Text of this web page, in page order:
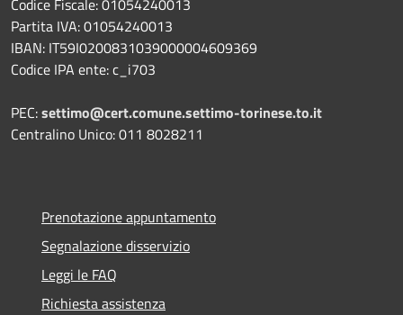
Codice Fiscale: 01054240013
Partita IVA: 01054240013
IBAN: IT59I0200831039000004609369
Codice IPA ente: c_i703
PEC:settimo@cert.comune.settimo-torinese.to.it
Centralino Unico: 011 8028211
Prenotazione appuntamento
Segnalazione disservizio
Leggi le FAQ
Richiesta assistenza